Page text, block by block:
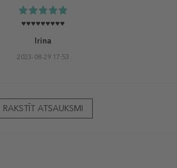
♥️♥️♥️♥️♥️♥️♥️♥️♥️
Irina
2023-08-29 17:53
RAKSTĪT ATSAUKSMI